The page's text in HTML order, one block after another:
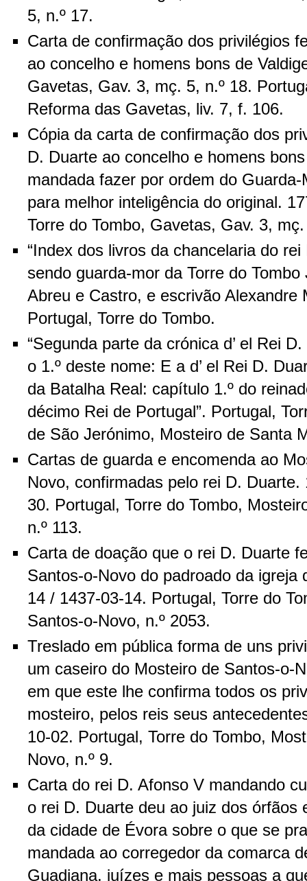
5, n.º 17.
Carta de confirmação dos privilégios
ao concelho e homens bons de
Gavetas, Gav. 3, mç. 5, n.º 18.
Reforma das Gavetas, liv. 7, f. 106.
Cópia da carta de confirmação dos
D. Duarte ao concelho e homens
mandada fazer por ordem do Guarda-
para melhor inteligência do original.
Torre do Tombo, Gavetas, Gav. 3,
“Index dos livros da chancelaria do
sendo guarda-mor da Torre do
Abreu e Castro, e escrivão Alexandre
Portugal, Torre do Tombo.
“Segunda parte da crónica d’ el Rei
o 1.º deste nome: E a d’ el Rei D.
da Batalha Real: capítulo 1.º do
décimo Rei de Portugal”. Portugal,
de São Jerónimo, Mosteiro de Santa
Cartas de guarda e encomenda ao
Novo, confirmadas pelo rei D.
30. Portugal, Torre do Tombo,
n.º 113.
Carta de doação que o rei D. Duarte
Santos-o-Novo do padroado da igreja
14 / 1437-03-14. Portugal, Torre do
Santos-o-Novo, n.º 2053.
Treslado em pública forma de uns
um caseiro do Mosteiro de Santos-o-
em que este lhe confirma todos os
mosteiro, pelos reis seus
10-02. Portugal, Torre do Tombo,
Novo, n.º 9.
Carta do rei D. Afonso V mandando
o rei D. Duarte deu ao juiz dos órfãos
da cidade de Évora sobre o que se
mandada ao corregedor da comarca
Guadiana, juízes e mais pessoas a